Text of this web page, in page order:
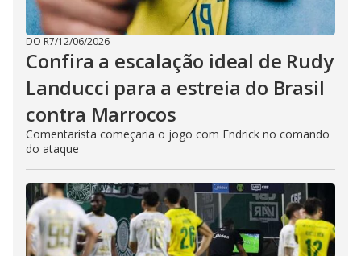
DO R7/12/06/2026
Confira a escalação ideal de Rudy
Landucci para a estreia do Brasil
contra Marrocos
Comentarista começaria o jogo com Endrick no comando
do ataque